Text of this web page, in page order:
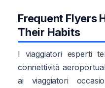
Frequent Flyers
Their Habits
I viaggiatori esperti
connettività
ai viaggiatori